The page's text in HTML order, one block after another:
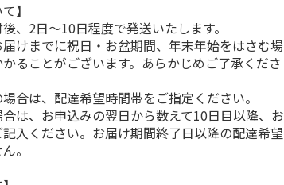
】
、2日～10日程度で発送いたします。
けまでに祝日・お盆期間、年末年始をはさむ場
ることがございます。あらかじめご了承くださ
合は、配達希望時間帯をご指定ください。
は、お申込みの翌日から数えて10日目以降、お
入ください。お届け期間終了日以降の配達希望
。